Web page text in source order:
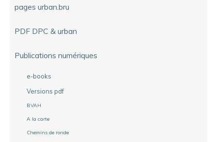
pages urban.bru
PDF DPC & urban
Publications numériques
e-books
Versions pdf
BVAH
A la carte
Chemins de ronde